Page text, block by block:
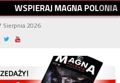
WSPIERAJMAGNAPOLONIA
Sierpnia 2026